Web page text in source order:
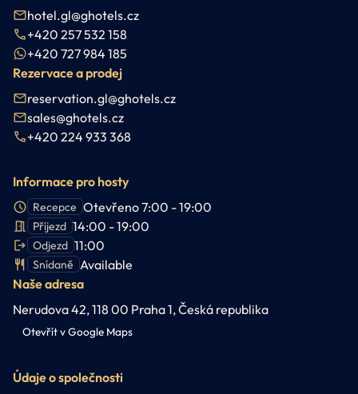
hotel.gl@ghotels.cz
+420 257 532 158
+420 727 984 185
Rezervace a prodej
reservation.gl@ghotels.cz
sales@ghotels.cz
+420 224 933 368
Informace pro hosty
Recepce Otevřeno 7:00 - 19:00
Příjezd 14:00 - 19:00
Odjezd 11:00
Snídaně Available
Naše adresa
Nerudova 42, 118 00 Praha 1, Česká republika
Otevřít v Google Maps
Údaje o společnosti